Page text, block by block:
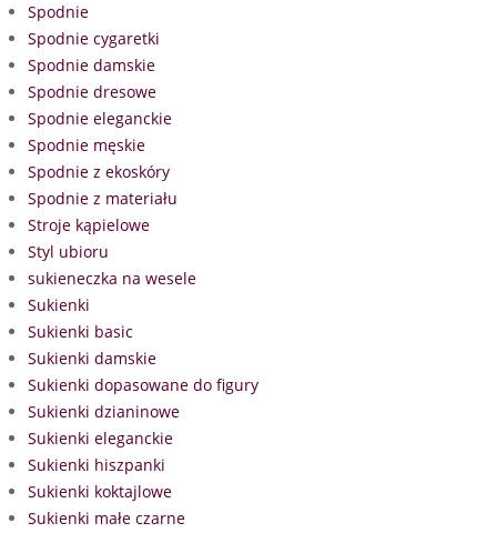
Spodnie
Spodnie cygaretki
Spodnie damskie
Spodnie dresowe
Spodnie eleganckie
Spodnie męskie
Spodnie z ekoskóry
Spodnie z materiału
Stroje kąpielowe
Styl ubioru
sukieneczka na wesele
Sukienki
Sukienki basic
Sukienki damskie
Sukienki dopasowane do figury
Sukienki dzianinowe
Sukienki eleganckie
Sukienki hiszpanki
Sukienki koktajlowe
Sukienki małe czarne